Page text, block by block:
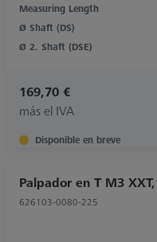
Measuring Length
Ø Shaft (DS)
Ø 2. Shaft (DSE)
169,70 €
más el IVA
Disponible en breve
Palpador en T M3
626103-0080-225